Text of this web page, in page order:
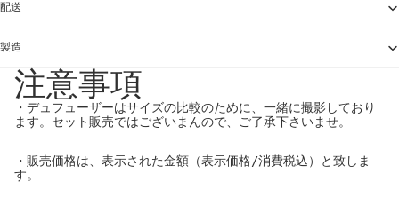
配送
製造
注意事項
・デュフューザーはサイズの比較のために、一緒に撮影しており
ます。セット販売ではございまんので、ご了承下さいませ。
・販売価格は、表示された金額（表示価格/消費税込）と致しま
す。